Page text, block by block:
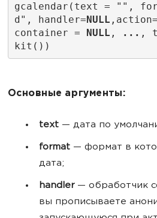
gcalendar(text = "",
d", handler= NULL ,action=
container =
NULL , ... ,
kit())
Основные аргументы:
text — дата по
format — формат в
дата;
handler— обработчик
вы прописываете